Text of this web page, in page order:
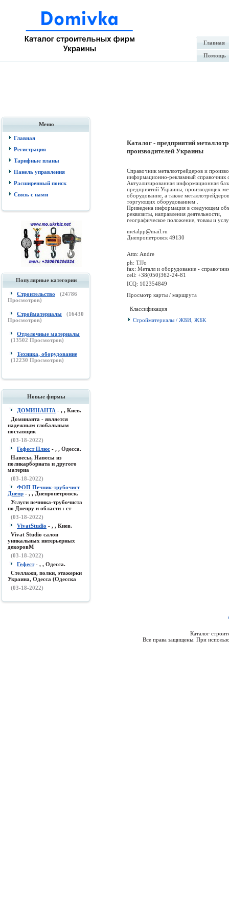
Главная
Помощь
Меню
Главная
Регистрация
Тарифные планы
Панель управления
Расширенный поиск
Связь с нами
Популярные категории
Строительство (24786
Просмотров)
Стройматериалы (16430
Просмотров)
Отделочные материалы
(13502 Просмотров)
Техника, оборудование
(12230 Просмотров)
Новые фирмы
ДОМИНАНТА - , , Киев.
Доминанта - является
надежным глобальным
поставщик
(03-18-2022)
Гефест Плюс - , , Одесса.
Навесы, Навесы из
поликарборната и другого
материа
(03-18-2022)
ФОП Печник-трубочист
Днепр - , , Днепропетровск.
Услуги печника-трубочиста
по Днепру и области : ст
(03-18-2022)
VivatStudio - , , Киев.
Vivat Studio салон
уникальных интерьерных
декоровМ
(03-18-2022)
Гефест- , , Одесса.
Стеллажи, полки, этажерки
Украина, Одесса (Одесска
(03-18-2022)
Каталог - предприятий
производителей Украины
Справочник металлотрейдеров и
информационно-рекламный справочник
Актуализированная информационная
предприятий Украины, производящих
оборудование, а также
торгующих оборудованием .
Приведена информация в следующем
реквизиты, направления деятельности,
географическое положение, товаы и
metalpp@mail.ru
Днепропетровск 49130
Attn: Andre
ph: TJJo
fax: Металл и оборудование -
cell: +38(050)362-24-81
ICQ: 102354849
Просмотр карты / маршрута
Классификация
Стройматериалы / ЖБИ, ЖБК
Каталог
Все права защищены. При